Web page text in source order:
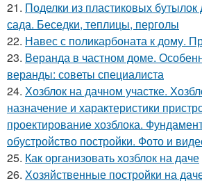
21. Поделки из пластиковых бутылок
сада. Беседки, теплицы, перголы
22. Навес с поликарбоната к дому.
23. Веранда в частном доме.
веранды: советы специалиста
24. Хозблок на дачном участке.
назначение и характеристики
проектирование хозблока.
обустройство постройки. Фото и
25. Как организовать хозблок на даче
26. Хозяйственные постройки на